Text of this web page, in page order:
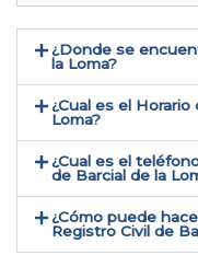
¿Donde se
la Loma​?
¿Cual es el
Loma?
¿Cual es el
de Barcial de la
¿Cómo puede
Registro Civil de